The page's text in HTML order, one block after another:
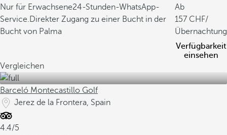
Nur für Erwachsene24-Stunden-WhatsApp-
Service.Direkter Zugang zu einer Bucht in der
Bucht von Palma
Ab
157
/
Übernachtung
Verfügbarkeit
einsehen
Vergleichen
Barceló Montecastillo Golf
Jerez de la Frontera, Spain
4.4/5